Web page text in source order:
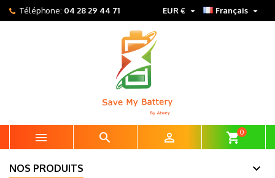
Téléphone: 04 28 29 44 71 Français 
EUR € 
   shopping_cart0
NOS PRODUITS